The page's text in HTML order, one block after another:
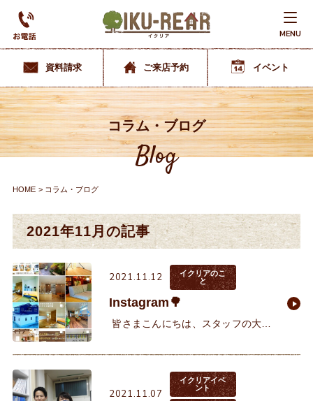
MENU
資料請求 ご来店予約 イベント
コラム・ブログ
Blog
HOME コラム・ブログ
2021年11月の記事
2021.11.12
イクリアのこ
と
Instagram🌳
皆さまこんにちは、スタッフの大西
日々更新しております！ 最近の投
2021.11.07
イクリアイベ
ント